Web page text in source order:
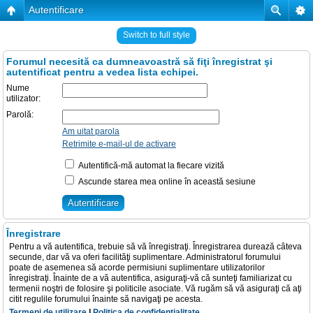
Autentificare
Switch to full style
Forumul necesită ca dumneavoastră să fiţi înregistrat şi
autentificat pentru a vedea lista echipei.
Nume
utilizator:
Parolă:
Am uitat parola
Retrimite e-mail-ul de activare
Autentifică-mă automat la fiecare vizită
Ascunde starea mea online în această sesiune
Înregistrare
Pentru a vă autentifica, trebuie să vă înregistraţi. Înregistrarea durează câteva
secunde, dar vă va oferi facilităţi suplimentare. Administratorul forumului
poate de asemenea să acorde permisiuni suplimentare utilizatorilor
înregistraţi. Înainte de a vă autentifica, asiguraţi-vă că sunteţi familiarizat cu
termenii noştri de folosire şi politicile asociate. Vă rugăm să vă asiguraţi că aţi
citit regulile forumului înainte să navigaţi pe acesta.